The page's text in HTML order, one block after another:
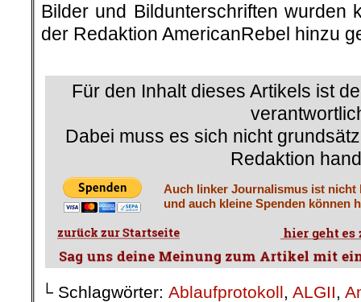
Bilder und Bildunterschriften wurden
der Redaktion AmericanRebel hinzu
Für den Inhalt dieses Artikels ist
Dabei muss es sich nicht
Redaktion
Auch linker Journalismus ist nicht
und auch kleine Spenden können
└ Schlagwörter: Ablaufprotokoll, ALGII,